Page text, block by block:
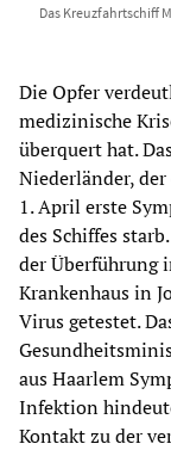
Das Kreuzfahrtschiff
Die Opfer
medizinische
überquert hat.
Niederländer,
1. April erste
des Schiffes
der Überführung
Krankenhaus in
Virus getestet.
aus Haarlem
Infektion
Kontakt zu der